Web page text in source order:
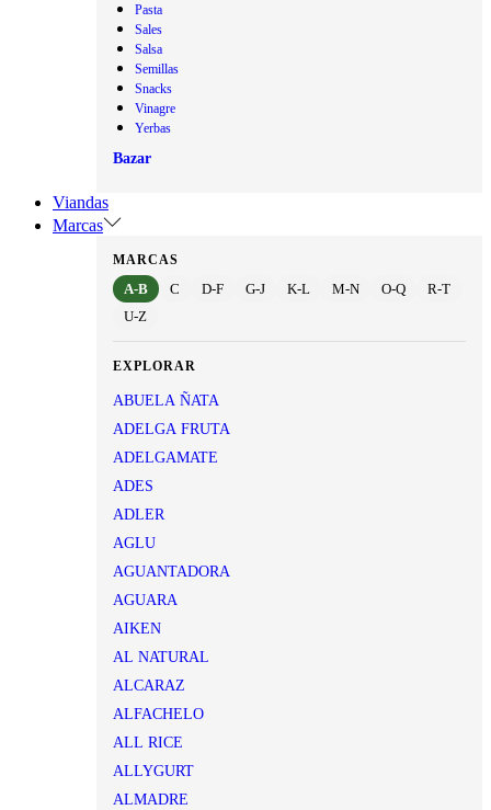
Pasta
Sales
Salsa
Semillas
Snacks
Vinagre
Yerbas
Bazar
Viandas
Marcas
MARCAS
A-B C D-F G-J K-L M-N O-Q
R-T
U-Z
EXPLORAR
ABUELA ÑATA
ADELGA FRUTA
ADELGAMATE
ADES
ADLER
AGLU
AGUANTADORA
AGUARA
AIKEN
AL NATURAL
ALCARAZ
ALFACHELO
ALL RICE
ALLYGURT
ALMADRE